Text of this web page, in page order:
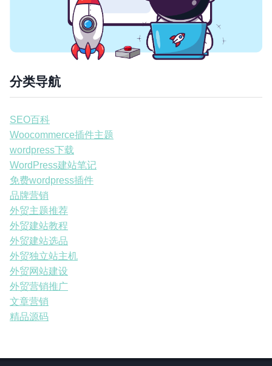
分类导航
SEO百科
Woocommerce插件主题
wordpress下载
WordPress建站笔记
免费wordpress插件
品牌营销
外贸主题推荐
外贸建站教程
外贸建站选品
外贸独立站主机
外贸网站建设
外贸营销推广
文章营销
精品源码